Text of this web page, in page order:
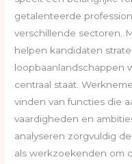
getalenteerde
verschillende sectoren.
helpen kandidaten
loopbaanlandschappen
centraal staat.
vinden van functies die
vaardigheden en
analyseren zorgvuldig
als werkzoekenden om